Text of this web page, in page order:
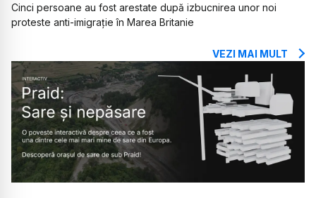
Cinci persoane au fost arestate după izbucnirea unor noi
proteste anti-imigrație în Marea Britanie
VEZI MAI MULT